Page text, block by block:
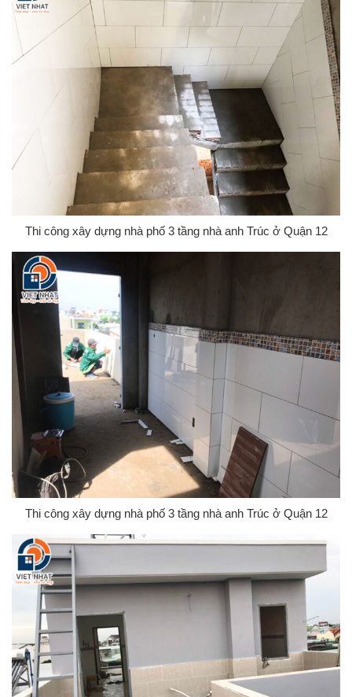
Thi công xây dựng nhà phố 3 tầng nhà anh Trúc ở Quận 12
Thi công xây dựng nhà phố 3 tầng nhà anh Trúc ở Quận 12